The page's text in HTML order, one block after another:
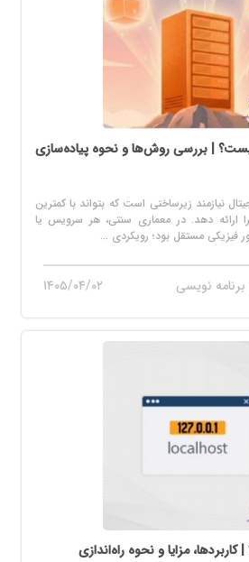
| بررسی روش‌ها و نحوه پیاده‌سازی
نیازمند زیرساختی است که بتواند با کمترین
را ارائه دهد. در معماری سنتی، هر سرویس یا
فیزیکی مستقل بود؛ رویکردی ...
نویسی ۱۴۰۵/۰۴/۰۲
مزایا و نحوه راه‌اندازی